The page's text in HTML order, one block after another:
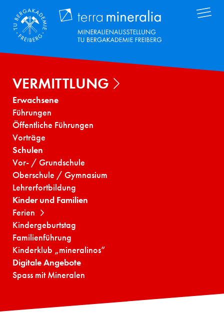
Inhalt
Terra
VERMITTLUNG
Erwachsene
Führungen
Öffentliche Führungen
Vorträge
Schulen
Vor- / Grundschule
Oberschule / Gymnasium
Lehrerfortbildung
Kinder und Familien
Ferien
Kindergeburtstag
Familienführung
Kinderklub „mineralinos“
Digitale Angebote
Spass mit Mineralen